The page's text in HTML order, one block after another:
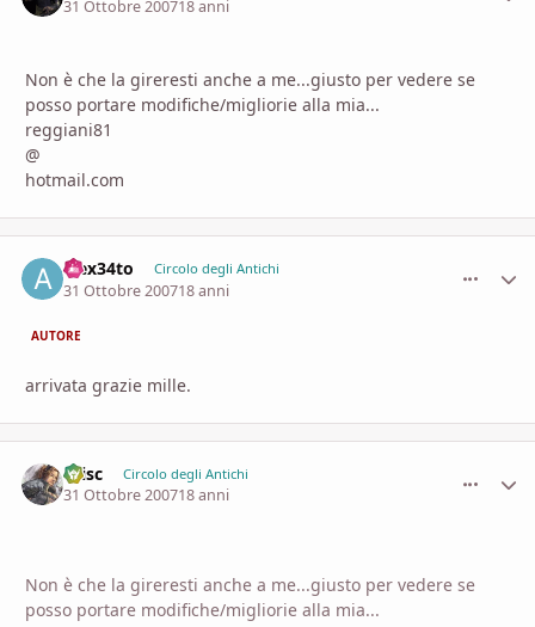
31 Ottobre 200718 anni
Non è che la gireresti anche a me...giusto per vedere se
posso portare modifiche/migliorie alla mia...
reggiani81
@
hotmail.com
alex34to Circolo degli Antichi
31 Ottobre 200718 anni
AUTORE
arrivata grazie mille.
Crisc Circolo degli Antichi
31 Ottobre 200718 anni
Non è che la gireresti anche a me...giusto per vedere se
posso portare modifiche/migliorie alla mia...